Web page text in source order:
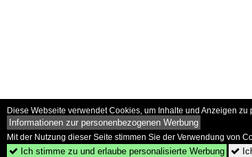
Diese Webseite verwendet Cookies, um Inhalte und Anzeigen
Informationen zur personenbezogenen Werbung
Mit der Nutzung dieser Seite stimmen Sie der Verwendung von
 Ich stimme zu und erlaube personalisierte Werbung 